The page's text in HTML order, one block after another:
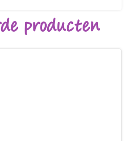
producten